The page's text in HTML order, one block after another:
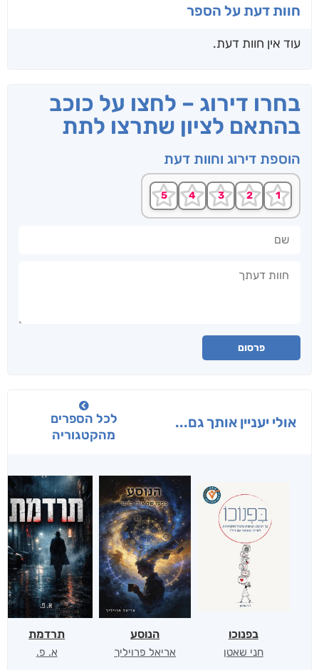
חוות דעת על הספר
עוד אין חוות דעת.
בחרו דירוג – לחצו על כוכב
בהתאם לציון שתרצו לתת
הוספת דירוג וחוות דעת
פרסום
אולי יעניין אותך גם...
לכל הספרים
מהקטגוריה
בפנוכו
חני שאטן
הנוסע
אריאל פרויליך
תרדמת
א. פ.